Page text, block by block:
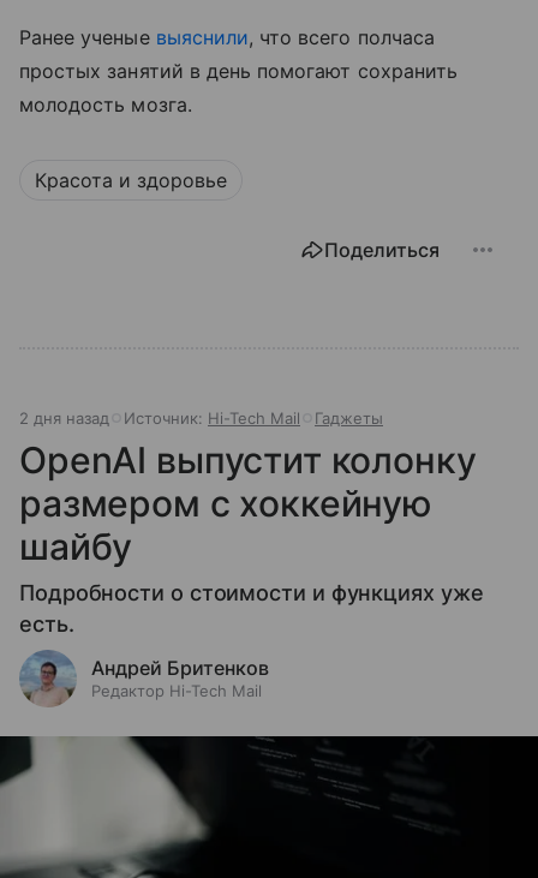
Ранее ученые выяснили, что всего полчаса
простых занятий в день помогают сохранить
молодость мозга.
Красота и здоровье
Поделиться
2 дня назад Источник: Hi-Tech Mail Гаджеты
OpenAI выпустит колонку
размером с хоккейную
шайбу
Подробности о стоимости и функциях уже
есть.
Андрей Бритенков
Редактор Hi-Tech Mail